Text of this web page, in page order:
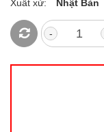
Xuất xứ:
Nhật Bản
-